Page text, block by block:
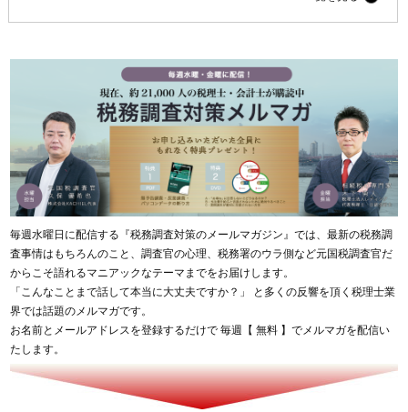
毎週水曜日に配信する『税務調査対策のメールマガジン』では、最新の税務調
査事情はもちろんのこと、調査官の心理、税務署のウラ側など元国税調査官だ
からこそ語れるマニアックなテーマまでをお届けします。
「こんなことまで話して本当に大丈夫ですか？」 と多くの反響を頂く税理士業
界では話題のメルマガです。
お名前とメールアドレスを登録するだけで 毎週【 無料 】でメルマガを配信い
たします。